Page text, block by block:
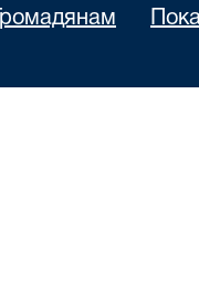
Громадянам